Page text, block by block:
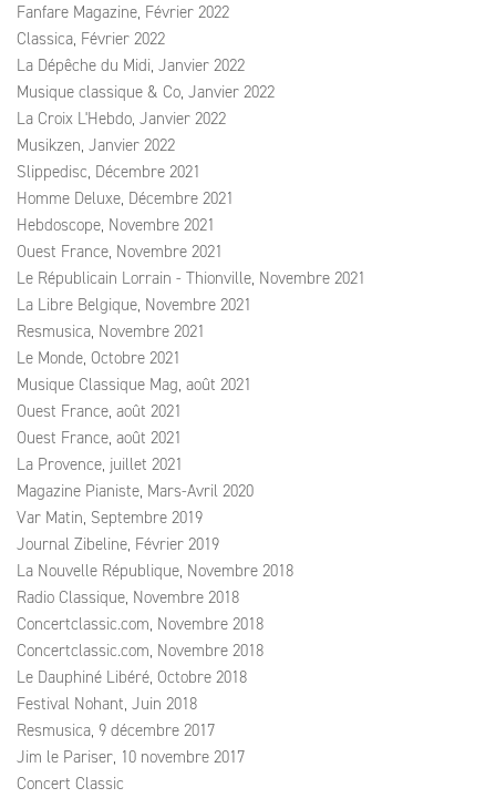
Fanfare Magazine, Février 2022
Classica, Février 2022
La Dépêche du Midi, Janvier 2022
Musique classique & Co, Janvier 2022
La Croix L'Hebdo, Janvier 2022
Musikzen, Janvier 2022
Slippedisc, Décembre 2021
Homme Deluxe, Décembre 2021
Hebdoscope, Novembre 2021
Ouest France, Novembre 2021
Le Républicain Lorrain - Thionville, Novembre 2021
La Libre Belgique, Novembre 2021
Resmusica, Novembre 2021
Le Monde, Octobre 2021
Musique Classique Mag, août 2021
Ouest France, août 2021
Ouest France, août 2021
La Provence, juillet 2021
Magazine Pianiste, Mars-Avril 2020
Var Matin, Septembre 2019
Journal Zibeline, Février 2019
La Nouvelle République, Novembre 2018
Radio Classique, Novembre 2018
Concertclassic.com, Novembre 2018
Concertclassic.com, Novembre 2018
Le Dauphiné Libéré, Octobre 2018
Festival Nohant, Juin 2018
Resmusica, 9 décembre 2017
Jim le Pariser, 10 novembre 2017
Concert Classic